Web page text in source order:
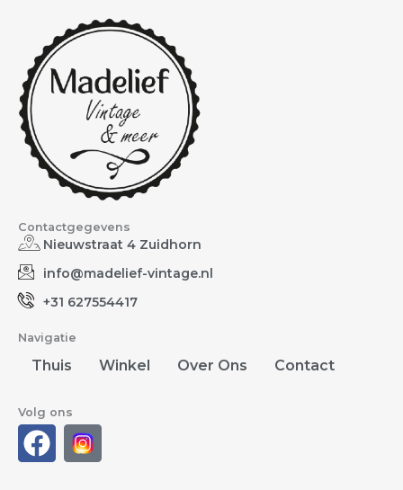
Contactgegevens
Nieuwstraat 4 Zuidhorn
info@madelief-vintage.nl
+31 627554417
Navigatie
Thuis Winkel Over Ons Contact
Volg ons
F
a